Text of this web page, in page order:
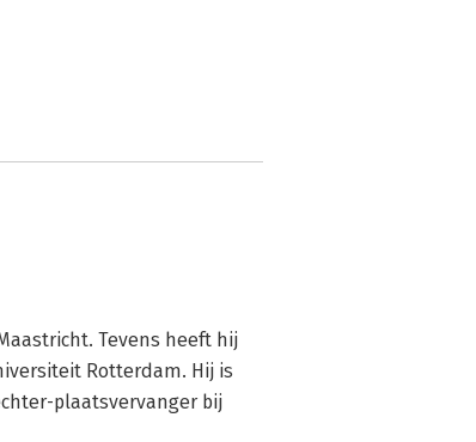
Tevens heeft hij
Rotterdam. Hij is
plaatsvervanger bij